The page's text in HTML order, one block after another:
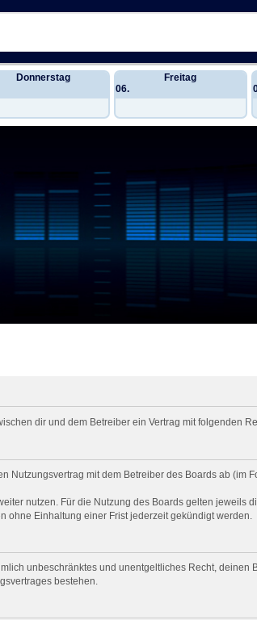
Donnerstag
Freitag
06.
dir und dem Betreiber ein Vertrag mit folgenden
Nutzungsvertrag mit dem Betreiber des Boards ab (im
nutzen. Für die Nutzung des Boards gelten jeweils
ohne Einhaltung einer Frist jederzeit gekündigt werden.
unbeschränktes und unentgeltliches Recht, deinen
bestehen.